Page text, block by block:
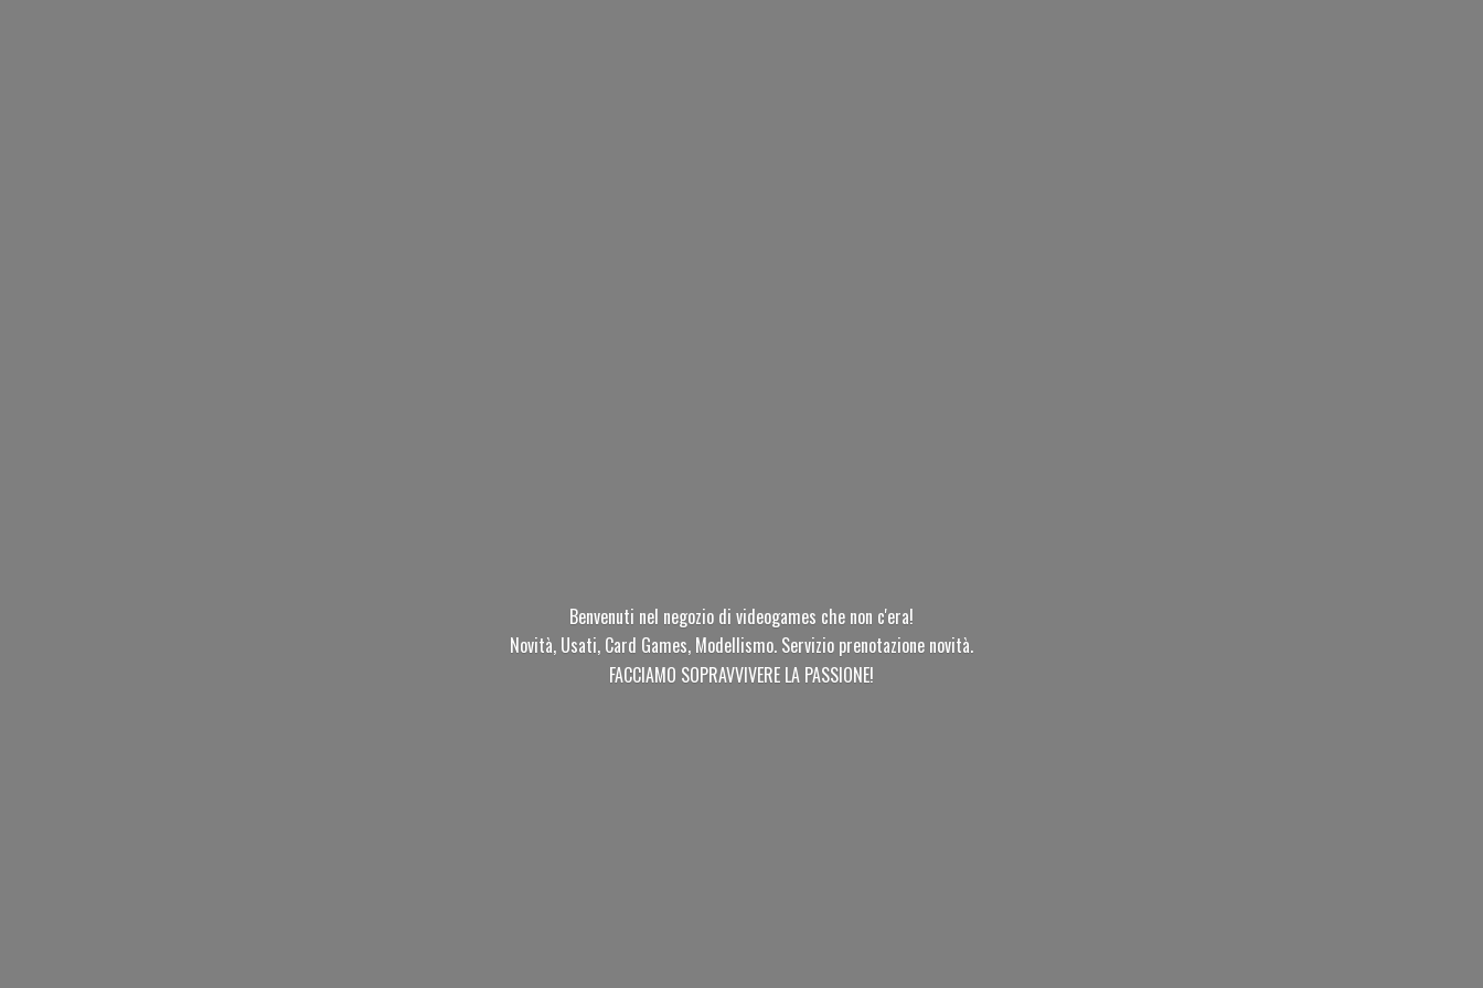
Benvenuti nel negozio di videogames che non c'era!
Novità, Usati, Card Games, Modellismo. Servizio prenotazione novità.
FACCIAMO SOPRAVVIVERE LA PASSIONE!